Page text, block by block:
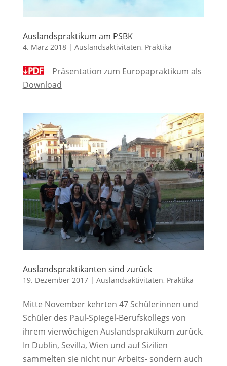
Auslandspraktikum am PSBK
4. März 2018| Auslandsaktivitäten, Praktika
Präsentation zum Europapraktikum als
Download
Auslandspraktikanten sind zurück
19. Dezember 2017| Auslandsaktivitäten, Praktika
Mitte November kehrten 47 Schülerinnen und
Schüler des Paul-Spiegel-Berufskollegs von
ihrem vierwöchigen Auslandspraktikum zurück.
In Dublin, Sevilla, Wien und auf Sizilien
sammelten sie nicht nur Arbeits- sondern auch